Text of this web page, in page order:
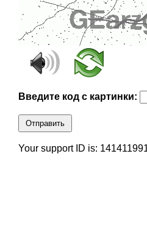
Введите код с картинки:
Отправить
Your support ID is: